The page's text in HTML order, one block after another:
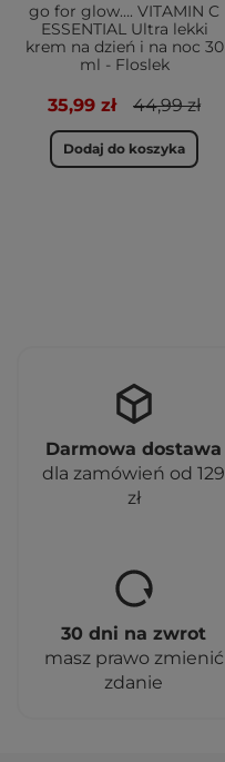
go for glow…. VITAMIN C
ESSENTIAL Ultra lekki
krem na dzień i na noc 30
ml - Floslek
35,99 zł 44,99 zł
Dodaj do koszyka
Darmowa dostawa
dla zamówień od 129
zł
30 dni na zwrot
masz prawo zmienić
zdanie